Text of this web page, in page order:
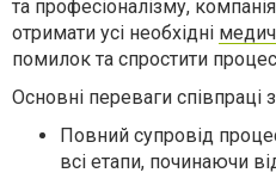
та професіоналізму,
отримати усі необхідні
помилок та спростити
Основні переваги співпраці
Повний супровід
всі етапи, починаючи